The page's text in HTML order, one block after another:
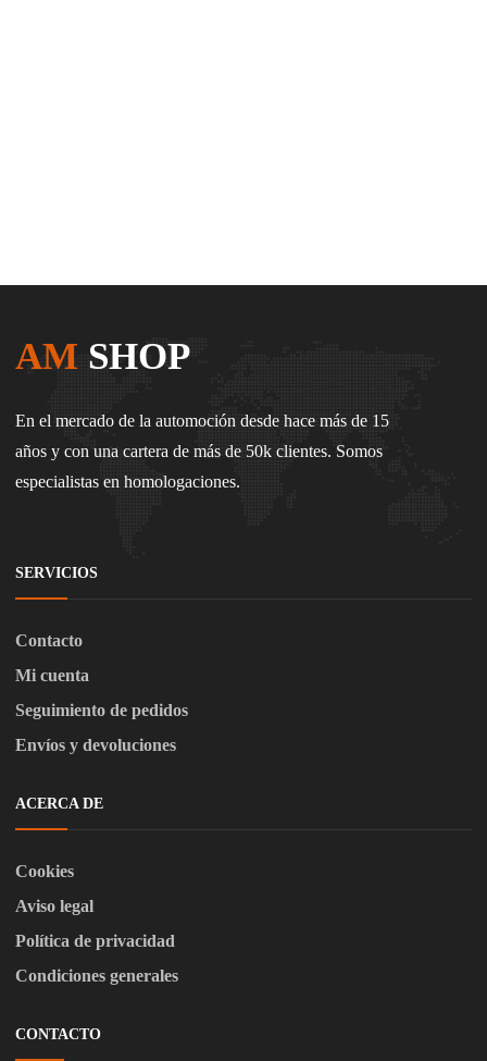
AM SHOP
En el mercado de la automoción desde hace más de 15
años y con una cartera de más de 50k clientes. Somos
especialistas en homologaciones.
SERVICIOS
Contacto
Mi cuenta
Seguimiento de pedidos
Envíos y devoluciones
ACERCA DE
Cookies
Aviso legal
Política de privacidad
Condiciones generales
CONTACTO